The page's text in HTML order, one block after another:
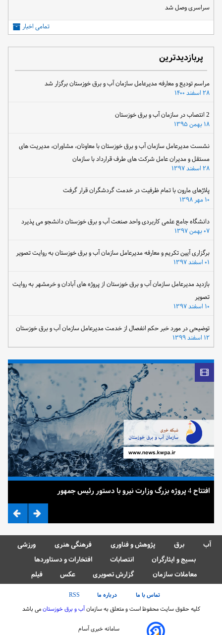
سراسری وصل شد
تمامی اخبار
پربازدیدترین
مراسم تودیع و معارفه مدیرعامل سازمان آب و برق خوزستان برگزار شد
۲۸ اسفند ۱۴۰۰
۱۸ بهمن ۱۳۹۵
نشست مدیرعامل سازمان آب و برق خوزستان با معاونان، مشاوران، مدیریت های
مستقل و مدیران عامل شرکت های طرف قرارداد با سازمان
۲۸ اسفند ۱۳۹۷
پلاژهای مارون با تمام ظرفیت در خدمت گردشگران قرار گرفت
دانشگاه جامع علمی کاربردی واحد صنعت آب و برق خوزستان دانشجو می پذیرد
۰۷ بهمن ۱۳۹۷
برگزاری آیین تکریم و معارفه مدیرعامل سازمان آب و برق خوزستان به روایت تصویر
بازدید مدیرعامل سازمان آب و برق خوزستان از پروژه های آبادان و خرمشهر به روایت
تصویر
توضیحی در مورد خبر حکم انفصال از خدمت مدیرعامل سازمان آب و برق خوزستان
۱۲ اسفند ۱۳۹۹
افتتاح 4 پروژه بزرگ وزارت نیرو با دستور رئیس جمهور
آب برق پژوهش و فناوری فرهنگی هنری
ورزشی
بسیج و ایثارگران
انتصابات
افتخارات و دستاوردها
معاملات سازمان
گزارش تصویری عکس فیلم
تماس با ما درباره ما
RSS
کلیه حقوق سایت محفوظ است و متعلق به سازمانآب و برق خوزستانمی باشد
سامانه خبری آسام